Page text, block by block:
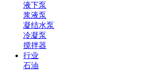
液下泵
浆液泵
凝结水泵
冷凝泵
搅拌器
行业
石油